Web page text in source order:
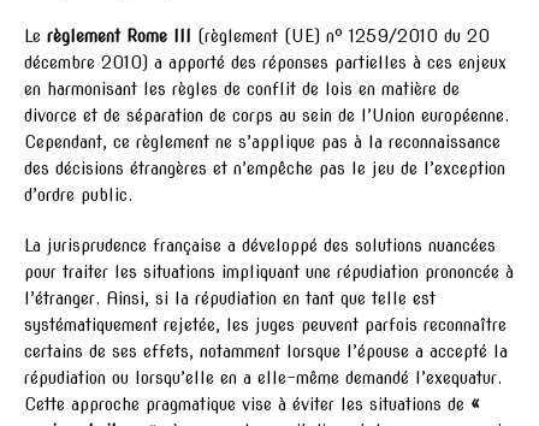
Le règlement Rome III
(règlement (UE) n° 1259/2010 du 20
décembre 2010) a apporté des réponses partielles à ces enjeux
en harmonisant les règles de conflit de lois en matière de
divorce et de séparation de corps au sein de l’Union européenne.
Cependant, ce règlement ne s’applique pas à la reconnaissance
des décisions étrangères et n’empêche pas le jeu de l’exception
d’ordre public.
La jurisprudence française a développé des solutions nuancées
pour traiter les situations impliquant une répudiation prononcée à
l’étranger. Ainsi, si la répudiation en tant que telle est
systématiquement rejetée, les juges peuvent parfois reconnaître
certains de ses effets, notamment lorsque l’épouse a accepté la
répudiation ou lorsqu’elle en a elle-même demandé l’exequatur.
Cette approche pragmatique vise à éviter les situations de «